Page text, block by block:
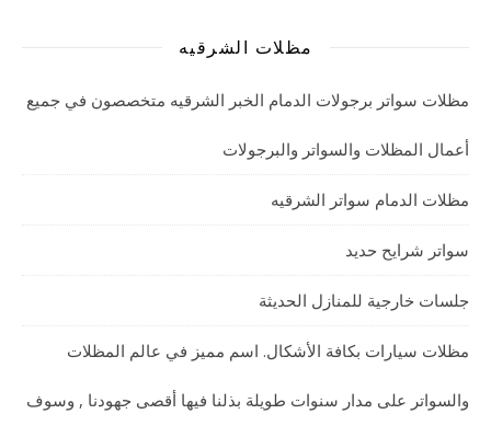
مظلات الشرقيه
مظلات سواتر برجولات الدمام الخبر الشرقيه متخصصون في جميع
أعمال المظلات والسواتر والبرجولات
مظلات الدمام سواتر الشرقيه
سواتر شرايح حديد
جلسات خارجية للمنازل الحديثة
مظلات سيارات بكافة الأشكال. اسم مميز في عالم المظلات
والسواتر على مدار سنوات طويلة بذلنا فيها أقصى جهودنا , وسوف